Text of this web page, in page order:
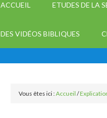
ACCUEIL ETUDES DE LA
DES VIDÉOS BIBLIQUES
Vous êtes ici :Accueil /